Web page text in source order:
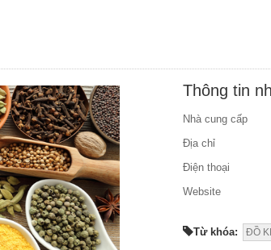
Thông tin
Nhà cung cấp
Địa chỉ
Điện thoại
Website
Từ khóa: ĐỒ